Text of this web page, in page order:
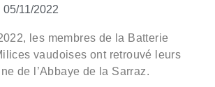
05/11/2022
les membres de la Batterie
vaudoises ont retrouvé leurs
de l’Abbaye de la Sarraz.